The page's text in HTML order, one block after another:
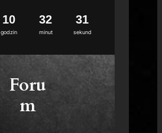
godzin
10
minut
32
sekund
30
Foru
m